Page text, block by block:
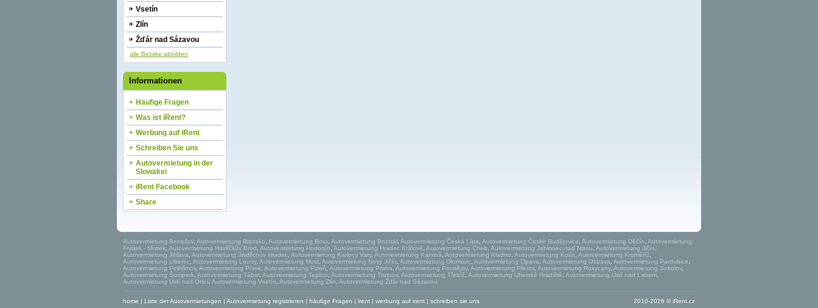
Vsetín
Zlín
Žďár nad Sázavou
alle Bezirke abbilden
Informationen
Häufige Fragen
Was ist iRent?
Werbung auf iRent
Schreiben Sie uns
Autovermietung in der
Slowakei
iRent Facebook
Share
Autovermietung Benešov, Autovermietung Blansko Autovermietung Brno Autovermietung Bruntál Autovermietung Česká Lípa Autovermietung České Budějovice Autovermietung Děčín Autovermietung
Frýdek - Místek Autovermietung Havlíčkův Brod Autovermietung Hodonín Autovermietung Hradec Králové Autovermietung Cheb Autovermietung Jablonec nad Nisou Autovermietung Jičín
Autovermietung Jihlava Autovermietung Jindřichův Hradec Autovermietung Karlovy Vary, Autovermietung Karviná Autovermietung Kladno Autovermietung Kolín Autovermietung Kroměříž
Autovermietung Liberec Autovermietung Louny, Autovermietung Most Autovermietung Nový Jičín Autovermietung Olomouc Autovermietung Opava Autovermietung Ostrava Autovermietung Pardubice
Autovermietung Pelhřimov, Autovermietung Písek Autovermietung Plzeň Autovermietung Praha Autovermietung Prostějov, Autovermietung Přerov, Autovermietung Rokycany, Autovermietung Sokolov,
Autovermietung Šumperk Autovermietung Tábor, Autovermietung Teplice Autovermietung Trutnov, Autovermietung Třebíč Autovermietung Uherské Hradiště Autovermietung Ústí nad Labem
Autovermietung Ústí nad Orlicí Autovermietung Vsetín Autovermietung Zlín Autovermietung Žďár nad Sázavou
home | Liste der Autovermietungen | Autovermietung registrieren | häufige Fragen | irent | werbung auf irent | schreiben sie uns 2010-2026 © iRent.cz